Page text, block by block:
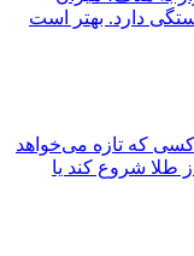
دارد. بهتر است
که تازه می‌خواهد
طلا شروع کند یا